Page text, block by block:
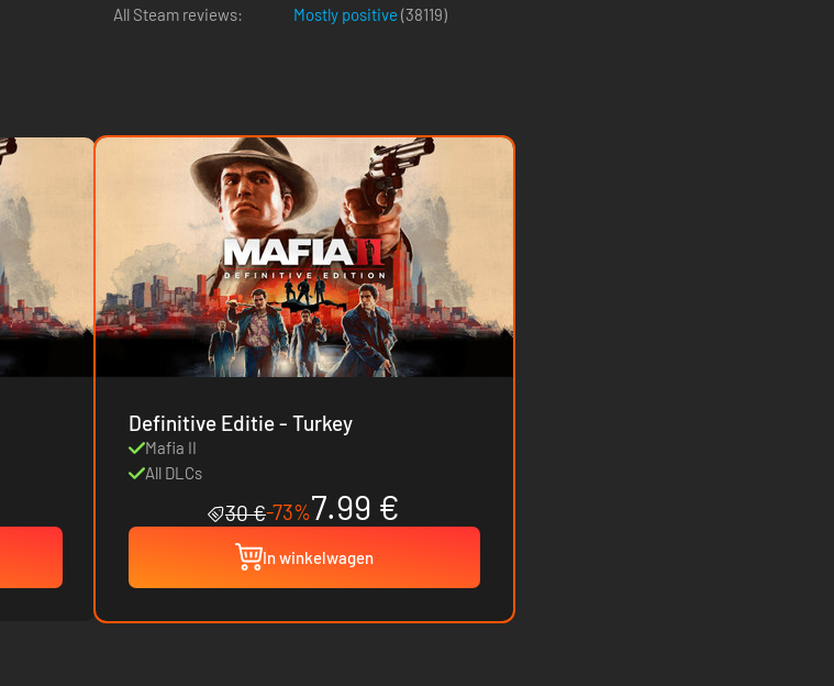
All Steam reviews:
Mostly positive (38119)
Definitive Editie - Turkey
Mafia II
All DLCs
30 €-73%7.99 €
In winkelwagen